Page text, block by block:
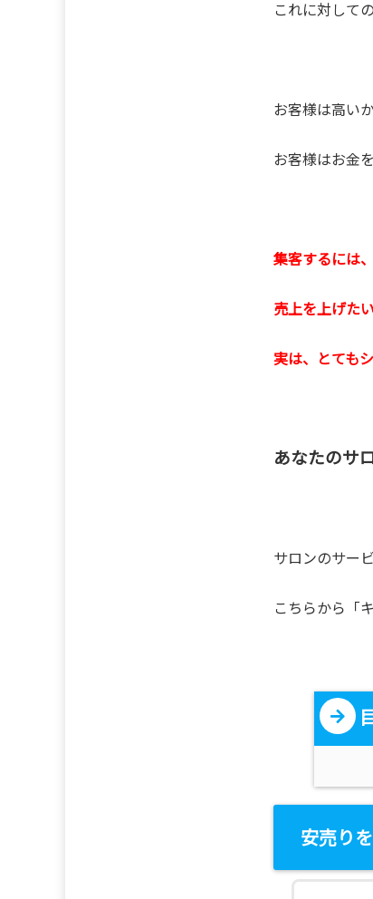
これに対して
お客様は高い
お客様はお金
集客するには
売上を上げた
実は、とても
あなたのサ
サロンのサー
こちらから「
安売り